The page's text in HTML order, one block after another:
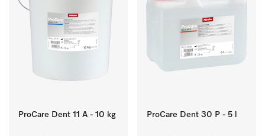
ProCare Dent 11 A - 10 kg ProCare Dent 30 P - 5 l